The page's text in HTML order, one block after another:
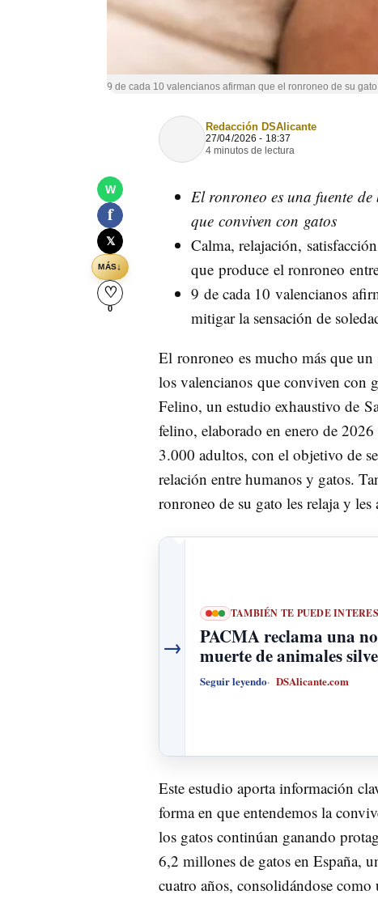
9 de cada 10 valencianos afirman que el ronroneo de su
W
f
𝕏
MÁS↓
♡
0
Redacción DSAlicante
27/04/2026 - 18:37
4 minutos de lectura
El ronroneo es una fuente
que conviven con gatos
Calma, relajación,
que produce el ronroneo
9 de cada 10 valencianos
mitigar la sensación de
El ronroneo es mucho más que
los valencianos que conviven
Felino, un estudio exhaustivo de
felino, elaborado en enero de
3.000 adultos, con el objetivo de
relación entre humanos y gatos.
ronroneo de su gato les relaja y les
→
TAMBIÉN TE PUEDE
PACMA reclama una
muerte de animales
Seguir leyendo DSAlicante.com
Este estudio aporta información
forma en que entendemos la
los gatos continúan ganando
6,2 millones de gatos en España,
cuatro años, consolidándose como